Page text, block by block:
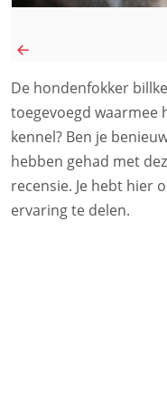
De hondenfokker
toegevoegd waarmee
kennel? Ben je
hebben gehad met
recensie. Je hebt hier
ervaring te delen.